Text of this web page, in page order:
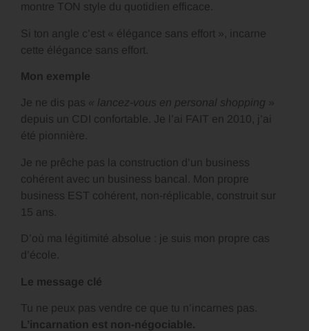
montre TON style du quotidien efficace.
Si ton angle c’est « élégance sans effort », incarne
cette élégance sans effort.
Mon exemple
Je ne dis pas « lancez-vous en personal shopping »
depuis un CDI confortable. Je l’ai FAIT en 2010, j’ai
été pionnière.
Je ne prêche pas la construction d’un business
cohérent avec un business bancal. Mon propre
business EST cohérent, non-réplicable, construit sur
15 ans.
D’où ma légitimité absolue : je suis mon propre cas
d’école.
Le message clé
Tu ne peux pas vendre ce que tu n’incarnes pas.
L’incarnation est non-négociable.